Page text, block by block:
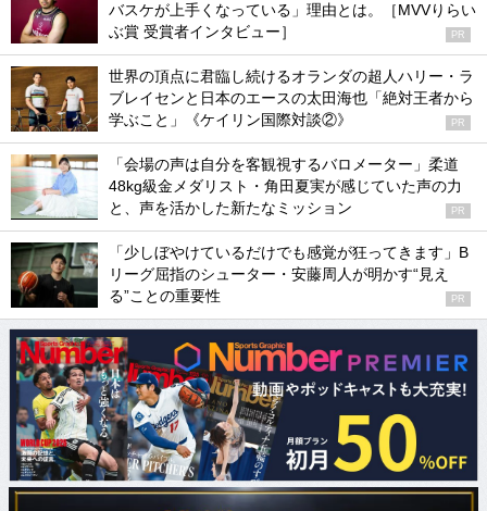
バスケが上手くなっている」理由とは。［MVVりらい
ぶ賞 受賞者インタビュー］
PR
世界の頂点に君臨し続けるオランダの超人ハリー・ラ
ブレイセンと日本のエースの太田海也「絶対王者から
学ぶこと」《ケイリン国際対談②》
PR
「会場の声は自分を客観視するバロメーター」柔道
48kg級金メダリスト・角田夏実が感じていた声の力
と、声を活かした新たなミッション
PR
「少しぼやけているだけでも感覚が狂ってきます」B
リーグ屈指のシューター・安藤周人が明かす“見え
る”ことの重要性
PR